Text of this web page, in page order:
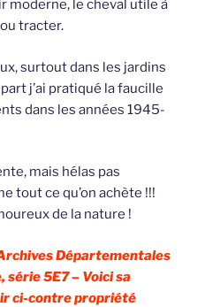
moderne, le cheval utile à
tracter.
surtout dans les jardins
j’ai pratiqué la faucille
dans les années 1945-
mais hélas pas
tout ce qu’on achète !!!
de la nature !
Départementales
5E7 – Voici sa
ci-contre propriété